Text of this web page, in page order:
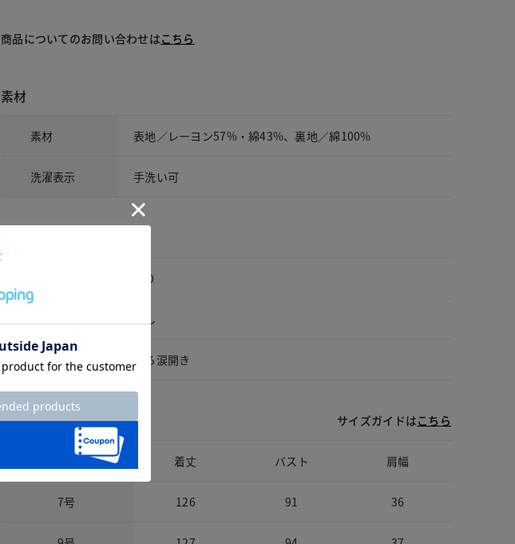
商品についてのお問い合わせはこちら
素材
素材 表地／レーヨン57%・綿43%、裏地／綿100%
洗濯表示 手洗い可
あり
なし
開きの仕様 後ろ涙開き
サイズ詳細 サイズガイドはこちら
着丈 バスト 肩幅
7号 126 91 36